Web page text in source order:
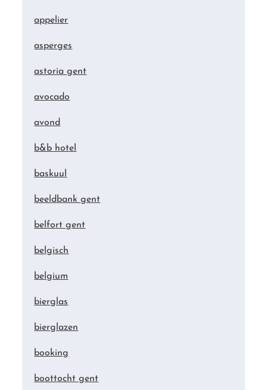
appelier
asperges
astoria gent
avocado
avond
b&b hotel
baskuul
beeldbank gent
belfort gent
belgisch
belgium
bierglas
bierglazen
booking
boottocht gent